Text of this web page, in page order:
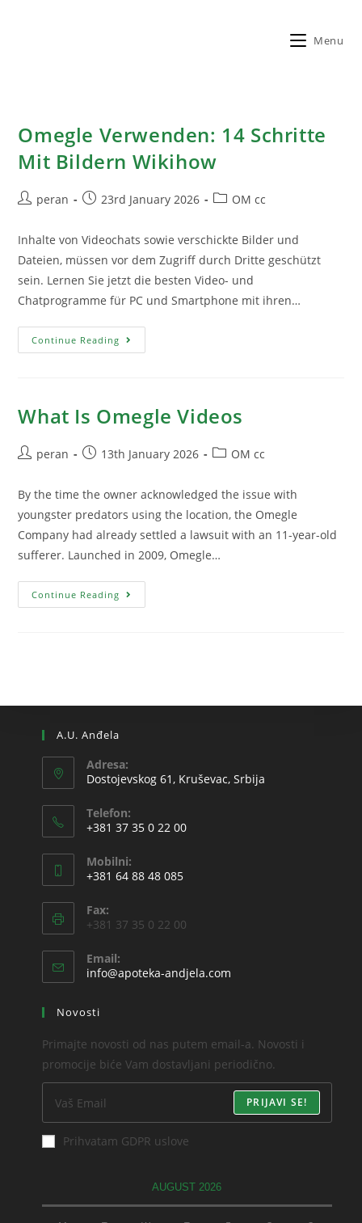
Menu
Omegle Verwenden: 14 Schritte
Mit Bildern Wikihow
peran 23rd January 2026 OM cc
Inhalte von Videochats sowie verschickte Bilder und
Dateien, müssen vor dem Zugriff durch Dritte geschützt
sein. Lernen Sie jetzt die besten Video- und
Chatprogramme für PC und Smartphone mit ihren…
Continue Reading
What Is Omegle Videos
peran 13th January 2026 OM cc
By the time the owner acknowledged the issue with
youngster predators using the location, the Omegle
Company had already settled a lawsuit with an 11-year-old
sufferer. Launched in 2009, Omegle…
Continue Reading
A.U. Anđela
Adresa:
Dostojevskog 61, Kruševac, Srbija
Telefon:
+381 37 35 0 22 00
Mobilni:
+381 64 88 48 085
Fax:
+381 37 35 0 22 00
Email:
info@apoteka-andjela.com
Novosti
Primajte novosti od nas putem email-a. Novosti i
promocije biće Vam dostavljani periodično.
PRIJAVI SE!
Prihvatam GDPR uslove
AUGUST 2026